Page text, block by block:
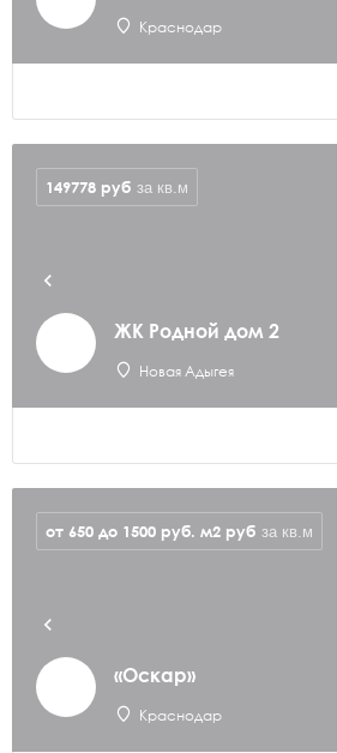
Краснодар
ЖК Родной дом 2
Новая Адыгея
149778 руб за кв.м
«Оскар»
Краснодар
от 650 до 1500 руб. м2 руб за кв.м